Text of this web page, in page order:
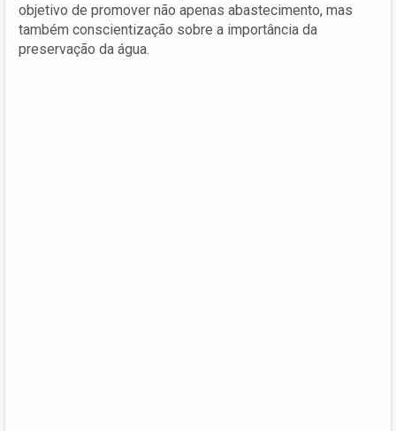
objetivo de promover não apenas abastecimento, mas
também conscientização sobre a importância da
preservação da água.